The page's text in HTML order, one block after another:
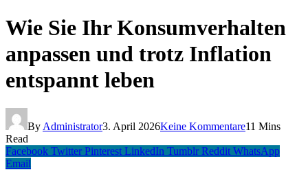
Wie Sie Ihr Konsumverhalten
anpassen und trotz Inflation
entspannt leben
By Administrator3. April 2026Keine Kommentare11 Mins
Read
Facebook Twitter Pinterest LinkedIn Tumblr Reddit WhatsApp
Email